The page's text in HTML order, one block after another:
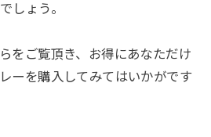
しょう。
をご覧頂き、お得にあなただけ
ーを購入してみてはいかがです